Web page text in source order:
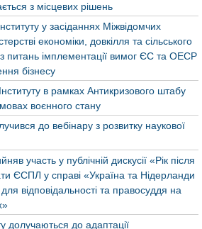
з місцевих рішень
у засіданнях Міжвідомчих
економіки, довкілля та сільського
з питань імплементації вимог ЄС та ОЕСР
бізнесу
в рамках Антикризового штабу
воєнного стану
до вебінару з розвитку наукової
участь у публічній дискусії «Рік після
ЄСПЛ у справі «Україна та Нідерланди
відповідальності та правосуддя на
долучаються до адаптації